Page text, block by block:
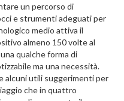
un percorso di
e strumenti adeguati per
medio attiva il
almeno 150 volte al
qualche forma di
ma una necessità.
alcuni utili suggerimenti per
che in quattro